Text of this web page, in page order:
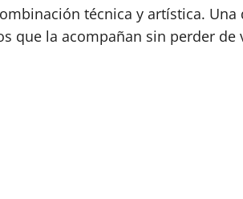
técnica y artística. Una
que la acompañan sin perder de